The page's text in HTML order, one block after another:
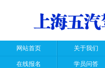
网站首页 关于我们
在线报名 学员问答